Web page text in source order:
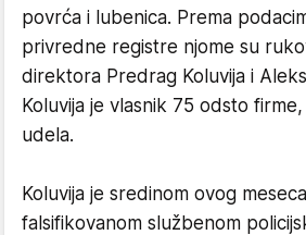
povrća i lubenica. Prema
privredne registre njome su
direktora Predrag Koluvija i
Koluvija je vlasnik 75 odsto
udela.
Koluvija je sredinom ovog
falsifikovanom službenom